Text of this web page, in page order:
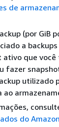
de
(por GiB
a
ativo que
fazer
utilizado
ao
do